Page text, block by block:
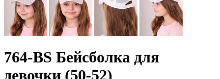
764-BS Бейсболка для
девочки (50-52)